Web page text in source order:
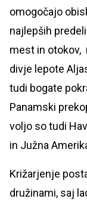
omogočajo
najlepših
mest in otokov,
divje lepote
tudi bogate
Panamski
voljo so tudi
in Južna
Križarjenje
družinami, saj